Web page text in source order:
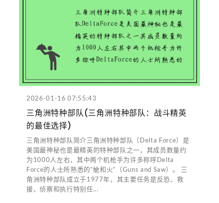
2026-01-16 07:55:43
三角洲特种部队(三角洲特种部队：战斗精英
的最佳选择)
三角洲特种部队简介三角洲特种部队（Delta Force）是
美国最神秘也是最精英的特种部队之一，其成员数量约
为1000人左右，其中两个机枪手为许多称呼Delta
Force的人士所熟悉的“槍和火”（Guns and Saw）。 三
角洲特种部队成立于1977年，其主要任务是反恐、救
援、侦察和执行特别任...